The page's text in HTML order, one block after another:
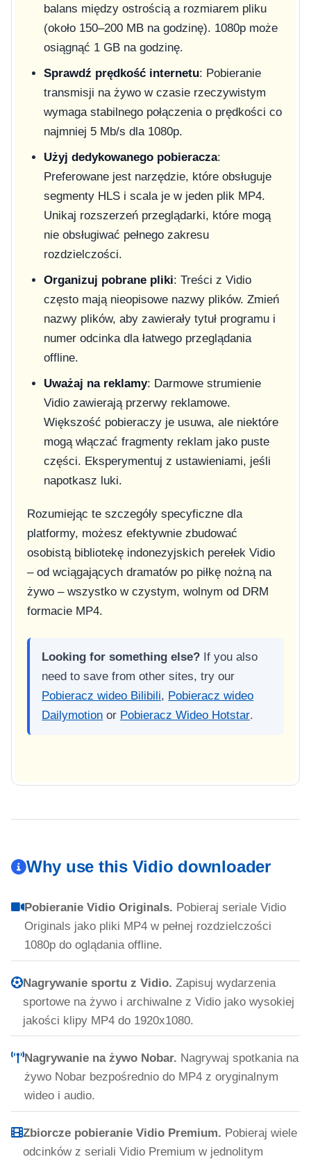
balans między ostrością a rozmiarem pliku
(około 150–200 MB na godzinę). 1080p może
osiągnąć 1 GB na godzinę.
Sprawdź prędkość internetu: Pobieranie
transmisji na żywo w czasie rzeczywistym
wymaga stabilnego połączenia o prędkości co
najmniej 5 Mb/s dla 1080p.
Użyj dedykowanego pobieracza:
Preferowane jest narzędzie, które obsługuje
segmenty HLS i scala je w jeden plik MP4.
Unikaj rozszerzeń przeglądarki, które mogą
nie obsługiwać pełnego zakresu
rozdzielczości.
Organizuj pobrane pliki: Treści z Vidio
często mają nieopisowe nazwy plików. Zmień
nazwy plików, aby zawierały tytuł programu i
numer odcinka dla łatwego przeglądania
offline.
Uważaj na reklamy: Darmowe strumienie
Vidio zawierają przerwy reklamowe.
Większość pobieraczy je usuwa, ale niektóre
mogą włączać fragmenty reklam jako puste
części. Eksperymentuj z ustawieniami, jeśli
napotkasz luki.
Rozumiejąc te szczegóły specyficzne dla
platformy, możesz efektywnie zbudować
osobistą bibliotekę indonezyjskich perełek Vidio
– od wciągających dramatów po piłkę nożną na
żywo – wszystko w czystym, wolnym od DRM
formacie MP4.
Looking for something else? If you also
need to save from other sites, try our
Pobieracz wideo Bilibili, Pobieracz wideo
Dailymotion or Pobieracz Wideo Hotstar.
Why use this Vidio downloader
Pobieranie Vidio Originals. Pobieraj seriale Vidio
Originals jako pliki MP4 w pełnej rozdzielczości
1080p do oglądania offline.
Nagrywanie sportu z Vidio. Zapisuj wydarzenia
sportowe na żywo i archiwalne z Vidio jako wysokiej
jakości klipy MP4 do 1920x1080.
Nagrywanie na żywo Nobar. Nagrywaj spotkania na
żywo Nobar bezpośrednio do MP4 z oryginalnym
wideo i audio.
Zbiorcze pobieranie Vidio Premium. Pobieraj wiele
odcinków z seriali Vidio Premium w jednolitym